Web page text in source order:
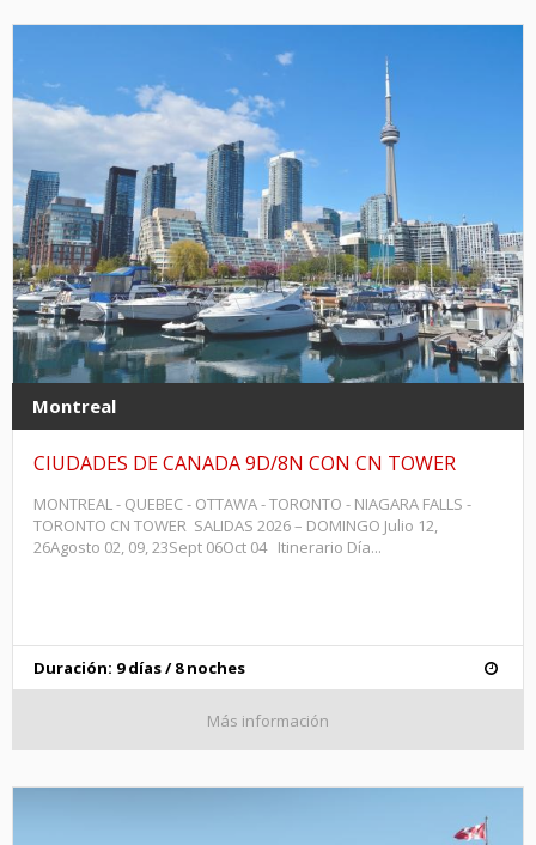
Montreal
CIUDADES DE CANADA 9D/8N CON CN TOWER
MONTREAL - QUEBEC - OTTAWA - TORONTO - NIAGARA FALLS -
TORONTO CN TOWER SALIDAS 2026 – DOMINGO Julio 12,
26Agosto 02, 09, 23Sept 06Oct 04 Itinerario Día...
Duración: 9 días / 8 noches
Más información